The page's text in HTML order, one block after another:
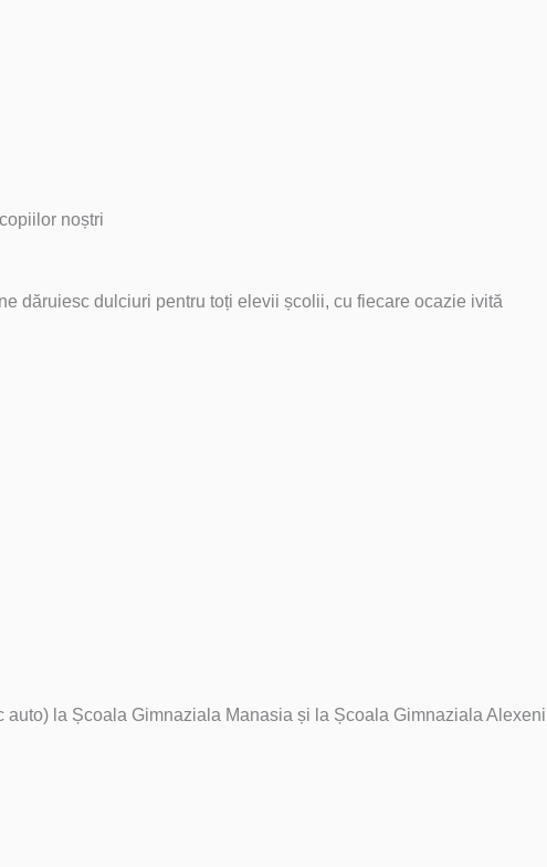
noștri
dăruiesc dulciuri pentru toți elevii școlii, cu fiecare ocazie ivită
la Școala Gimnaziala Manasia și la Școala Gimnaziala